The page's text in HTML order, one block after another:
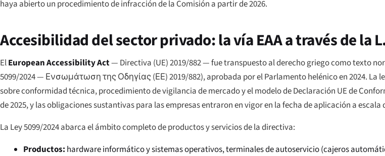
haya abierto un procedimiento de infracción de la Comisión a partir de 2026.
Accesibilidad del sector privado: la vía EAA a través de la
ElEuropean Accessibility Act— Directiva (UE) 2019/882 — fue transpuesto al derecho griego como texto
5099/2024 — Ενσωμάτωση της Οδηγίας (ΕΕ) 2019/882), aprobada por el Parlamento helénico en 2024.
sobre conformidad técnica, procedimiento de vigilancia de mercado y el modelo de Declaración UE de
de 2025, y las obligaciones sustantivas para las empresas entraron en vigor en la fecha de aplicación a escala
La Ley 5099/2024 abarca el ámbito completo de productos y servicios de la directiva:
Productos: hardware informático y sistemas operativos, terminales de autoservicio (cajeros